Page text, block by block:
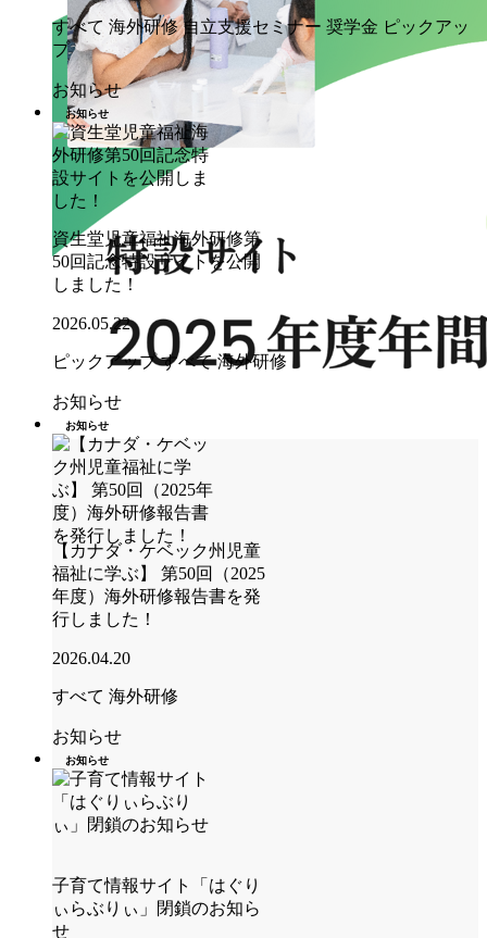
すべて 海外研修 自立支援セミナー 奨学金 ピックアッ
プ
お知らせ
お知らせ
資生堂児童福祉海外研修第
50回記念特設サイトを公開
しました！
2026.05.22
ピックアップ すべて 海外研修
お知らせ
お知らせ
【カナダ・ケベック州児童
福祉に学ぶ】 第50回（2025
年度）海外研修報告書を発
行しました！
2026.04.20
すべて 海外研修
お知らせ
お知らせ
子育て情報サイト「はぐり
ぃらぶりぃ」閉鎖のお知ら
せ